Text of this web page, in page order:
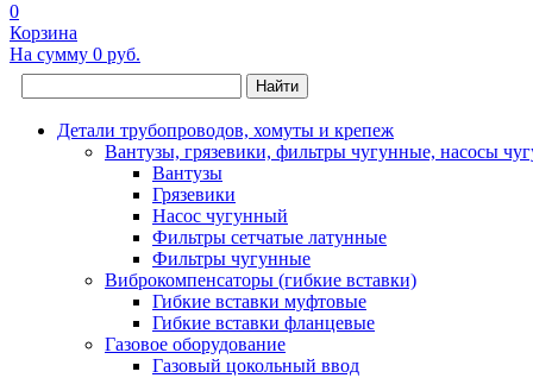
0
Корзина
На сумму 0 руб.
Найти
Детали трубопроводов, хомуты и крепеж
Вантузы, грязевики, фильтры чугунные, насосы
Вантузы
Грязевики
Насос чугунный
Фильтры сетчатые латунные
Фильтры чугунные
Виброкомпенсаторы (гибкие вставки)
Гибкие вставки муфтовые
Гибкие вставки фланцевые
Газовое оборудование
Газовый цокольный ввод